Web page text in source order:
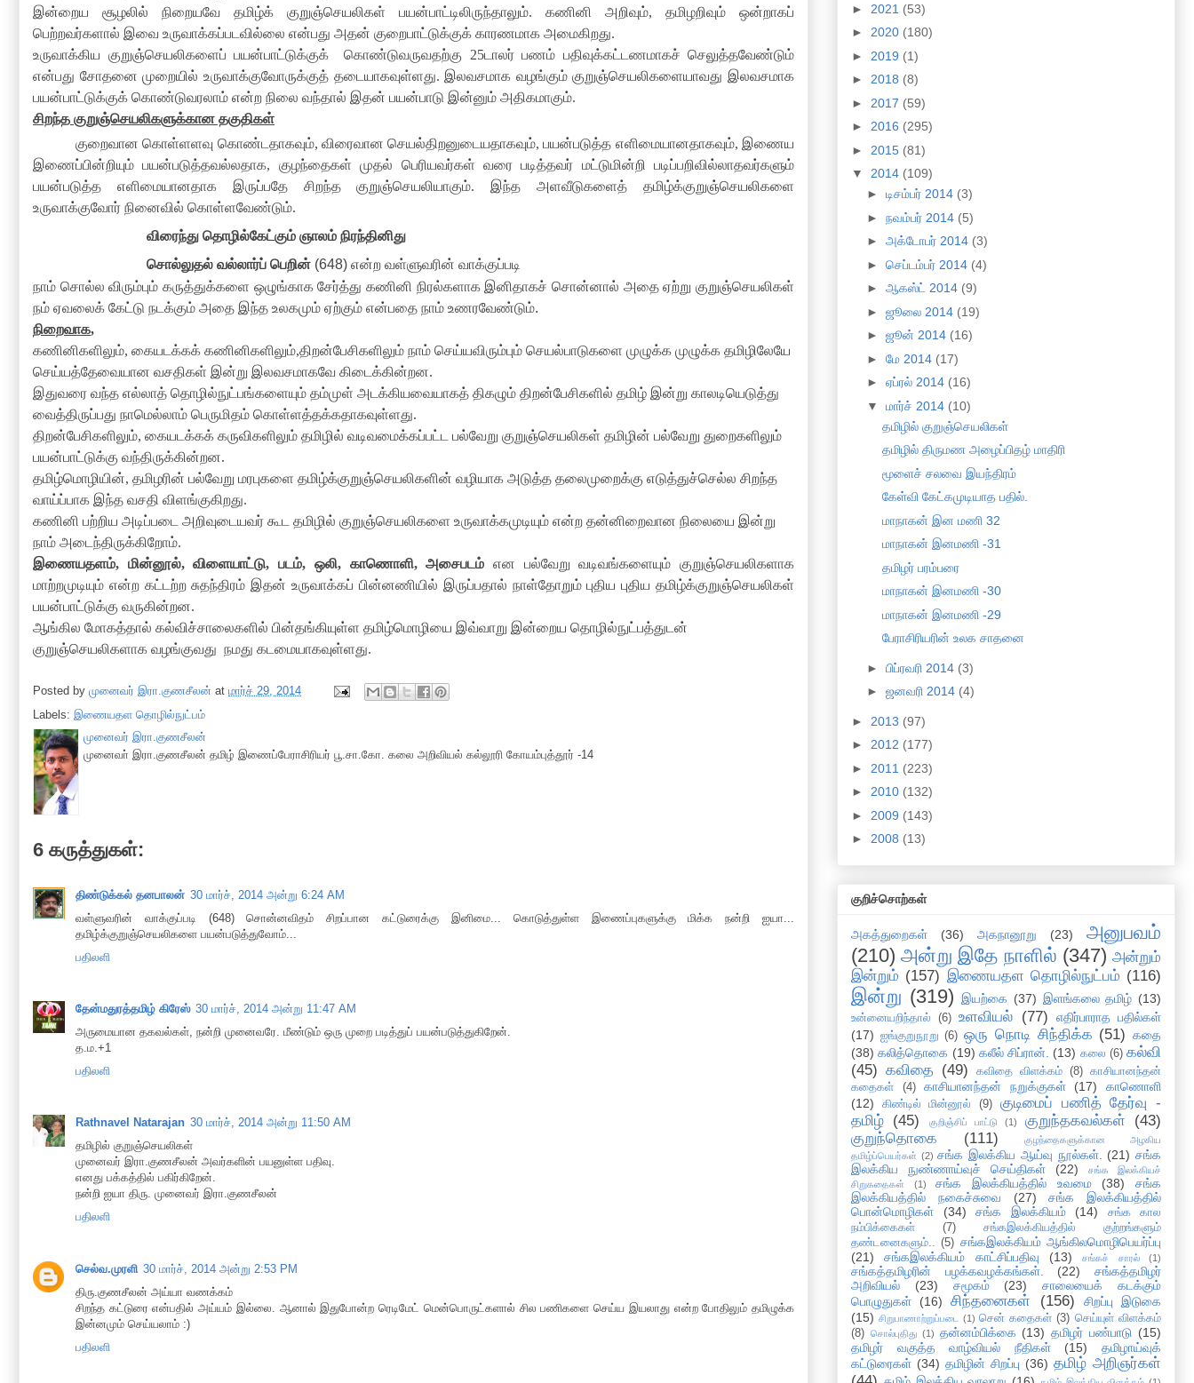
இன்றைய சூழலில் நிறையவே தமிழ்க் குறுஞ்செயலிகள் பயன்பாட்டிலிருந்தாலும். கணினி அறிவும், தமிழறிவும் ஒன்றாகப்
பெற்றவர்களால் இவை உருவாக்கப்படவில்லை என்பது அதன் குறைபாட்டுக்குக் காரணமாக அமைகிறது.
உருவாக்கிய குறுஞ்செயலிகளைப் பயன்பாட்டுக்குக்
கொண்டுவருவதற்கு 25டாலர் பணம் பதிவுக்கட்டணமாகச் செலுத்தவேண்டும்
என்பது சோதனை முறையில் உருவாக்குவோருக்குத் தடையாகவுள்ளது. இலவசமாக வழங்கும் குறுஞ்செயலிகளையாவது இலவசமாக
பயன்பாட்டுக்குக் கொண்டுவரலாம் என்ற நிலை வந்தால் இதன் பயன்பாடு இன்னும் அதிகமாகும்.
சிறந்த குறுஞ்செயலிகளுக்கான தகுதிகள்
குறைவான கொள்ளளவு கொண்டதாகவும், விரைவான செயல்திறனுடையதாகவும்,பயன்படுத்த எளிமையானதாகவும், இணைய
இணைப்பின்றியும் பயன்படுத்தவல்லதாக, குழந்தைகள் முதல் பெரியவர்கள் வரை படித்தவர் மட்டுமின்றி படிப்பறிவில்லாதவர்களும்
பயன்படுத்த எளிமையானதாக இருப்பதே சிறந்த குறுஞ்செயலியாகும். இந்த அளவீடுகளைத் தமிழ்க்குறுஞ்செயலிகளை
உருவாக்குவோர் நினைவில் கொள்ளவேண்டும்.
விரைந்து தொழில்கேட்கும் ஞாலம் நிரந்தினிது
சொல்லுதல் வல்லார்ப் பெறின் (648) என்ற வள்ளுவரின் வாக்குப்படி
நாம் சொல்ல விரும்பும் கருத்துக்களை ஒழுங்காக சேர்த்து கணினி நிரல்களாக இனிதாகச் சொன்னால் அதை ஏற்று குறுஞ்செயலிகள்
நம் ஏவலைக் கேட்டு நடக்கும் அதை இந்த உலகமும் ஏற்கும் என்பதை நாம் உணரவேண்டும்.
நிறைவாக,
கணினிகளிலும், கையடக்கக் கணினிகளிலும்,திறன்பேசிகளிலும் நாம் செய்யவிரும்பும் செயல்பாடுகளை முழுக்க முழுக்க தமிழிலேயே
செய்யத்தேவையான வசதிகள் இன்று இலவசமாகவே கிடைக்கின்றன.
இதுவரை வந்த எல்லாத் தொழில்நுட்பங்களையும் தம்முள் அடக்கியவையாகத் திகழும் திறன்பேசிகளில் தமிழ் இன்று காலடியெடுத்து
வைத்திருப்பது நாமெல்லாம் பெருமிதம் கொள்ளத்தக்கதாகவுள்ளது.
திறன்பேசிகளிலும், கையடக்கக் கருவிகளிலும் தமிழில் வடிவமைக்கப்பட்ட பல்வேறு குறுஞ்செயலிகள் தமிழின் பல்வேறு துறைகளிலும்
பயன்பாட்டுக்கு வந்திருக்கின்றன.
தமிழ்மொழியின், தமிழரின் பல்வேறு மரபுகளை தமிழ்க்குறுஞ்செயலிகளின் வழியாக அடுத்த தலைமுறைக்கு எடுத்துச்செல்ல சிறந்த
வாய்ப்பாக இந்த வசதி விளங்குகிறது.
கணினி பற்றிய அடிப்படை அறிவுடையவர் கூட தமிழில் குறுஞ்செயலிகளை உருவாக்கமுடியும் என்ற தன்னிறைவான நிலையை இன்று
நாம் அடைந்திருக்கிறோம்.
இணையதளம், மின்னூல்,விளையாட்டு,படம், ஒலி, காணொளி,அசைபடம் என பல்வேறு வடிவங்களையும் குறுஞ்செயலிகளாக
மாற்றமுடியும் என்ற கட்டற்ற சுதந்திரம் இதன் உருவாக்கப் பின்னணியில் இருப்பதால் நாள்தோறும் புதிய புதிய தமிழ்க்குறுஞ்செயலிகள்
பயன்பாட்டுக்கு வருகின்றன.
ஆங்கில மோகத்தால் கல்விச்சாலைகளில் பின்தங்கியுள்ள தமிழ்மொழியை இவ்வாறு இன்றைய தொழில்நுட்பத்துடன்
குறுஞ்செயலிகளாக வழங்குவது நமது கடமையாகவுள்ளது.
Posted by முனைவர் இரா.குணசீலன் at மார்ச் 29, 2014
Labels: இணையதள தொழில்நுட்பம்
முனைவர் இரா.குணசீலன்
முனைவா் இரா.குணசீலன் தமிழ் இணைப்பேராசிரியர் பூ.சா.கோ. கலை அறிவியல் கல்லூரி கோயம்புத்தூர் -14
6 கருத்துகள்:
திண்டுக்கல் தனபாலன் 30 மார்ச், 2014 அன்று 6:24 AM
வள்ளுவரின் வாக்குப்படி (648) சொன்னவிதம் சிறப்பான கட்டுரைக்கு இனிமை... கொடுத்துள்ள இணைப்புகளுக்கு மிக்க நன்றி ஐயா...
தமிழ்க்குறுஞ்செயலிகளை பயன்படுத்துவோம்...
பதிலளி
தேன்மதுரத்தமிழ் கிரேஸ் 30 மார்ச், 2014 அன்று 11:47 AM
அருமையான தகவல்கள், நன்றி முனைவரே. மீண்டும் ஒரு முறை படித்துப் பயன்படுத்துகிறேன்.
த.ம.+1
பதிலளி
Rathnavel Natarajan 30 மார்ச், 2014 அன்று 11:50 AM
தமிழில் குறுஞ்செயலிகள்
முனைவர் இரா.குணசீலன் அவர்களின் பயனுள்ள பதிவு.
எனது பக்கத்தில் பகிர்கிறேன்.
நன்றி ஐயா திரு. முனைவர் இரா.குணசீலன்
பதிலளி
செல்வ.முரளி 30 மார்ச், 2014 அன்று 2:53 PM
திரு.குணசீலன் அய்யா வணக்கம்
சிறந்த கட்டுரை என்பதில் அய்யம் இல்லை. ஆனால் இதுபோன்ற ரெடிமேட் மென்பொருட்களால் சில பணிகளை செய்ய இயலாது என்ற போதிலும் தமிழுக்க
இன்னமும் செய்யலாம் :)
பதிலளி
► 2021 (53)
► 2020 (180)
► 2019 (1)
► 2018 (8)
► 2017 (59)
► 2016 (295)
► 2015 (81)
▼ 2014 (109)
► டிசம்பர் 2014 (3)
► நவம்பர் 2014 (5)
► அக்டோபர் 2014 (3)
► செப்டம்பர் 2014 (4)
► ஆகஸ்ட் 2014 (9)
► ஜூலை 2014 (19)
► ஜூன் 2014 (16)
► மே 2014 (17)
► ஏப்ரல் 2014 (16)
▼ மார்ச் 2014 (10)
தமிழில் குறுஞ்செயலிகள்
தமிழில் திருமண அழைப்பிதழ் மாதிரி
மூளைச் சலவை இயந்திரம்
கேள்வி கேட்கமுடியாத பதில்.
மாநாகன் இன மணி 32
மாநாகன் இனமணி -31
தமிழர் பரம்பரை
மாநாகன் இனமணி -30
மாநாகன் இனமணி -29
பேராசிரியரின் உலக சாதனை
► பிப்ரவரி 2014 (3)
► ஜனவரி 2014 (4)
► 2013 (97)
► 2012 (177)
► 2011 (223)
► 2010 (132)
► 2009 (143)
► 2008 (13)
குறிச்சொற்கள்
அகத்துறைகள் (36) அகநானூறு (23)
அனுபவம்
(210) அன்று இதே நாளில் (347) அன்றும்
இன்றும் (157) இணையதள தொழில்நுட்பம் (116)
இன்று (319) இயற்கை (37) இளங்கலை தமிழ் (13)
உன்னையறிந்தால் (6) உளவியல் (77)
எதிர்பாராத பதில்கள்
(17) ஐங்குறுநூறு (6) ஒரு நொடி சிந்திக்க (51) கதை
(38) கலித்தொகை (19) கலீல் சிப்ரான். (13) கலை (6) கல்வி
(45) கவிதை (49) கவிதை விளக்கம் (8) காசியானந்தன்
கதைகள்
(4) காசியானந்தன் நறுக்குகள் (17)
காணொளி
(12)
கிண்டில் மின்னூல் (9)
குடிமைப் பணித் தேர்வு -
தமிழ் (45) குறிஞ்சிப் பாட்டு (1) குறுந்தகவல்கள்
(43)
குறுந்தொகை
(111)
குழந்தைகளுக்கான அழகிய
தமிழ்ப்பெயர்கள் (2) சங்க இலக்கிய ஆய்வு நூல்கள். (21) சங்க
இலக்கிய நுண்ணாய்வுச் செய்திகள்
(22)
சங்க இலக்கியச்
சிறுகதைகள்
(1) சங்க இலக்கியத்தில் உவமை (38)
சங்க
இலக்கியத்தில் நகைச்சுவை
(27)
சங்க இலக்கியத்தில்
பொன்மொழிகள்
(34) சங்க இலக்கியம் (14)
சங்க கால
நம்பிக்கைகள்
(7)
சங்கஇலக்கியத்தில் குற்றங்களும்
தண்டனைகளும்.. (5) சங்கஇலக்கியம் ஆங்கிலமொழிபெயர்ப்பு
(21)
சங்கஇலக்கியம் காட்சிப்பதிவு (13) சங்கச் சாரல் (1)
சங்கத்தமிழரின் பழக்கவழக்கங்கள். (22)
சங்கத்தமிழர்
அறிவியல்
(23) சமூகம் (23)
சாலையைக் கடக்கும்
பொழுதுகள்
(16) சிந்தனைகள் (156)
சிறப்பு இடுகை
(15) சிறுபாணாற்றுப்படை (1) சென் கதைகள் (3) செய்யுள் விளக்கம்
(8) சொல்புதிது (1) தன்னம்பிக்கை (13) தமிழர் பண்பாடு (15)
தமிழர் வகுத்த வாழ்வியல் நீதிகள்
(15)
தமிழாய்வுக்
கட்டுரைகள் (34) தமிழின் சிறப்பு (36) தமிழ் அறிஞர்கள்